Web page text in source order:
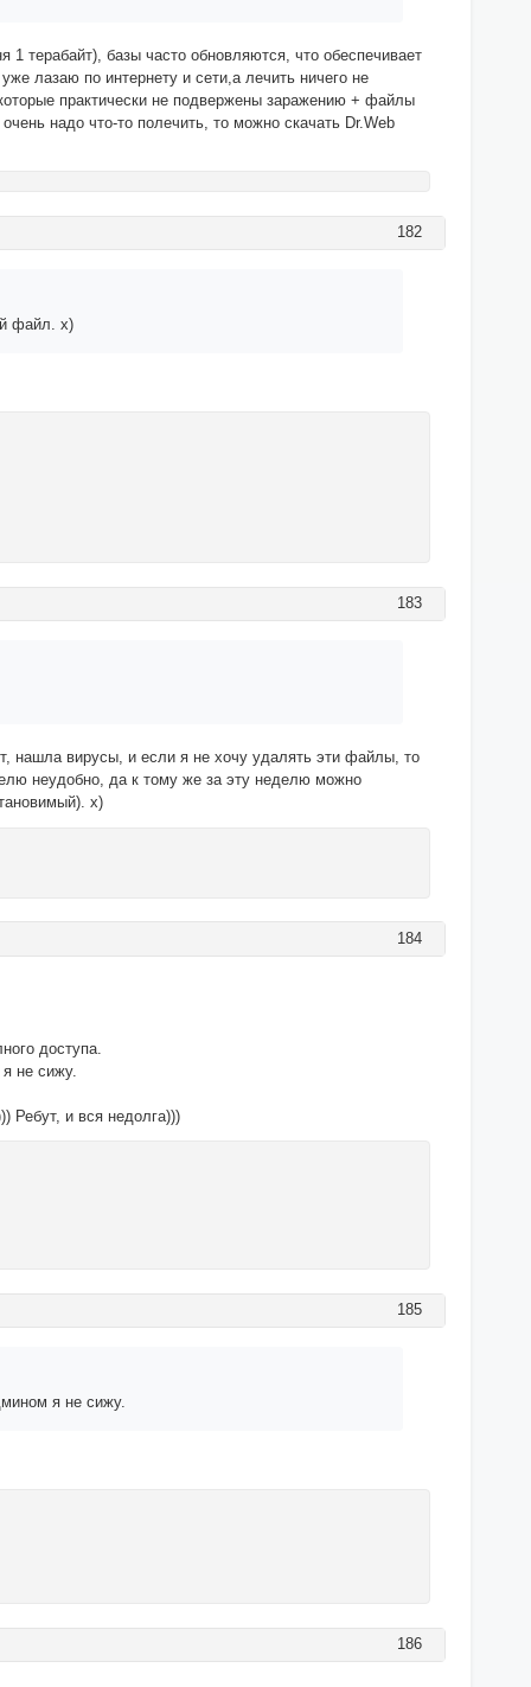
терабайт), базы часто обновляются, что обеспечивает
лазаю по интернету и сети,а лечить ничего не
практически не подвержены заражению + файлы
надо что-то полечить, то можно скачать Dr.Web
182
файл. х)
183
нашла вирусы, и если я не хочу удалять эти файлы, то
неудобно, да к тому же за эту неделю можно
х)
184
доступа.
не сижу.
Ребут, и вся недолга)))
185
я не сижу.
186